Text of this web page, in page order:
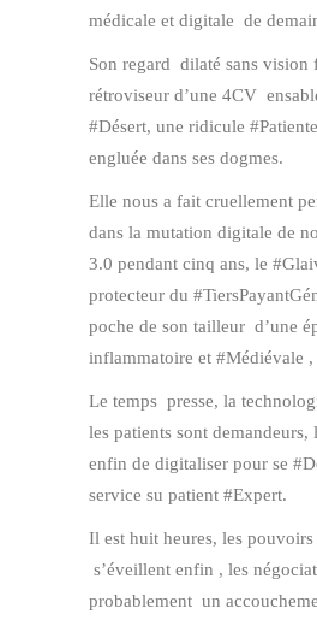
médicale et digitale de
Son regard dilaté sans vision
rétroviseur d’une 4CV
#Désert, une ridicule
engluée dans ses dogmes.
Elle nous a fait cruellement
dans la mutation digitale de
3.0 pendant cinq ans, le
protecteur du
poche de son tailleur d’une
inflammatoire et #Médiévale
Le temps presse, la
les patients sont
enfin de digitaliser pour se
service su patient #Expert.
Il est huit heures, les
s’éveillent enfin , les
probablement un